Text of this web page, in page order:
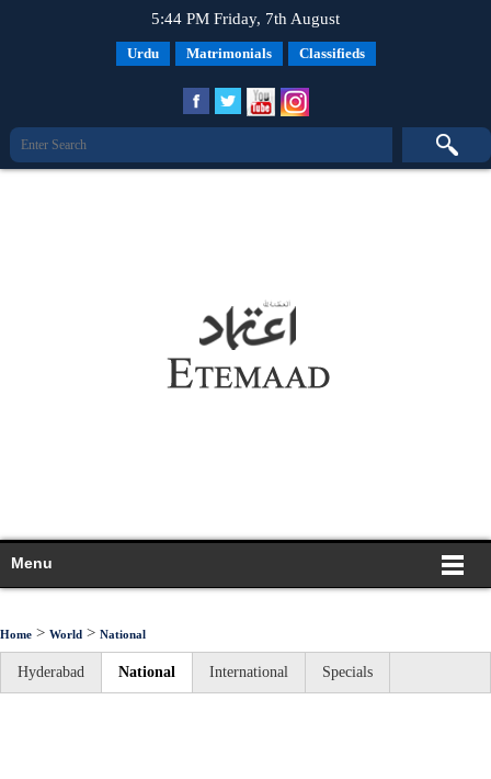
5:44 PM Friday, 7th August
Urdu Matrimonials Classifieds
Menu
Home > World > National
Hyderabad National International Specials